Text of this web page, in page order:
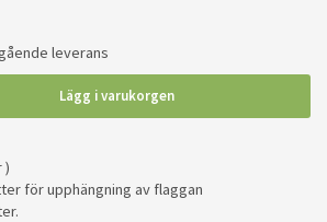
leverans
Lägg i varukorgen
)
för upphängning av flaggan